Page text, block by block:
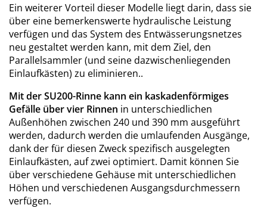
Ein weiterer Vorteil dieser Modelle liegt darin, dass sie
über eine bemerkenswerte hydraulische Leistung
verfügen und das System des Entwässerungsnetzes
neu gestaltet werden kann, mit dem Ziel, den
Parallelsammler (und seine dazwischenliegenden
Einlaufkästen) zu eliminieren..
Mit der SU200-Rinne kann ein kaskadenförmiges
Gefälle über vier Rinnen in unterschiedlichen
Außenhöhen zwischen 240 und 390 mm ausgeführt
werden, dadurch werden die umlaufenden Ausgänge,
dank der für diesen Zweck spezifisch ausgelegten
Einlaufkästen, auf zwei optimiert. Damit können Sie
über verschiedene Gehäuse mit unterschiedlichen
Höhen und verschiedenen Ausgangsdurchmessern
verfügen.